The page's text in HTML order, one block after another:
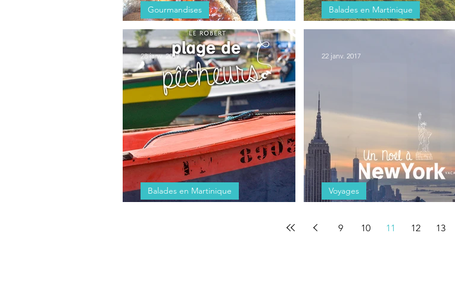
Toi aussi tu peux faire de la confiture !
Gourmandises
Au sommet de la Montagne Pelée
Balades en Martinique
Balades en Martinique
28 janv. 2017
Voyages
22 janv. 2017
9 10 11 12 13